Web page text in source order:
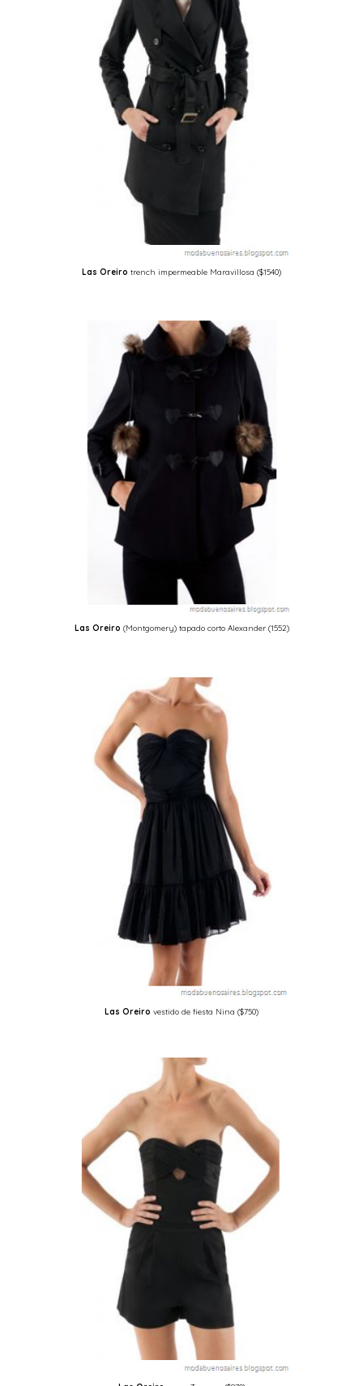
Las Oreiro trench impermeable Maravillosa ($1540)
Las Oreiro (Montgomery) tapado corto Alexander (1552)
Las Oreiro vestido de fiesta Nina ($750)